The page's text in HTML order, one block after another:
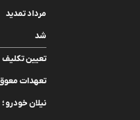
مرداد تمدید
شد
تعیین تکلیف
تعهدات
نیلان خودرو ؛